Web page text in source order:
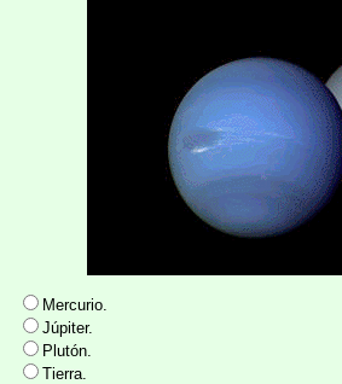
Mercurio.
Júpiter.
Plutón.
Tierra.